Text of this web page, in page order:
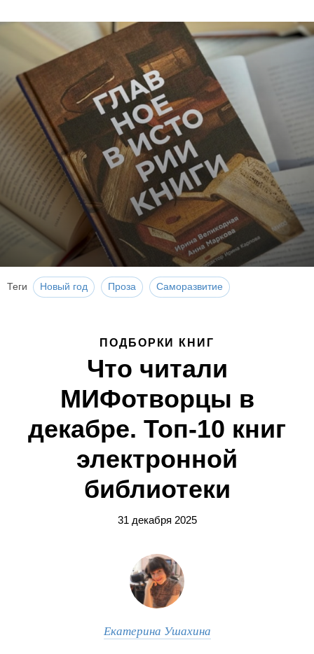
Теги Новый год Проза Саморазвитие
ПОДБОРКИ КНИГ
Что читали
МИФотворцы в
декабре. Топ-10 книг
электронной
библиотеки
31 декабря 2025
Екатерина Ушахина